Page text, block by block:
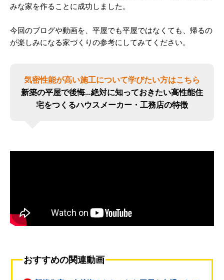
みな家を作ることに成功しました。
今回のブログや動画を、平屋でも平屋ではなくても、帰るの
が楽しみになる家づくりの参考にしてみてください。
気密性能が高い施工について学びたい方はこちら
新築の平屋で後悔…絶対に知っておきたい高性能住
宅をつくるハウスメーカー・工務店の特徴
おすすめの関連動画